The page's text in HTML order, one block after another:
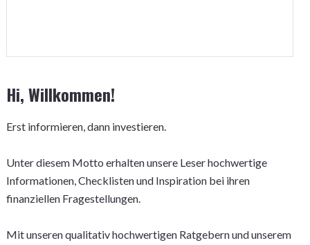
Hi, Willkommen!
Erst informieren, dann investieren.
Unter diesem Motto erhalten unsere Leser hochwertige
Informationen, Checklisten und Inspiration bei ihren
finanziellen Fragestellungen.
Mit unseren qualitativ hochwertigen Ratgebern und unserem